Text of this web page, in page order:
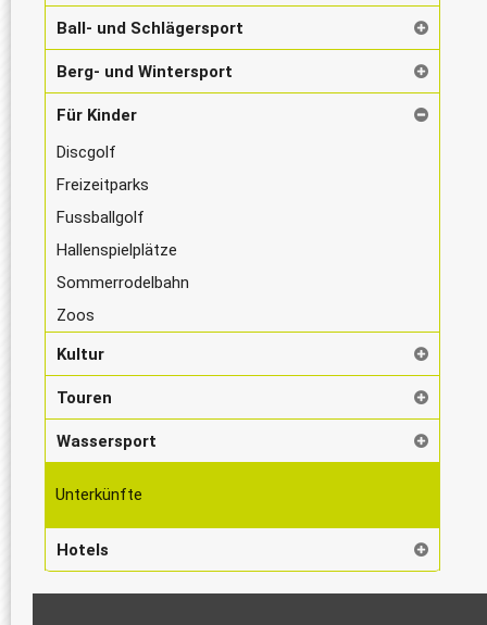
Ball- und Schlägersport
Berg- und Wintersport
Für Kinder
Discgolf
Freizeitparks
Fussballgolf
Hallenspielplätze
Sommerrodelbahn
Zoos
Kultur
Touren
Wassersport
Unterkünfte
Hotels